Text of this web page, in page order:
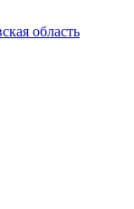
область